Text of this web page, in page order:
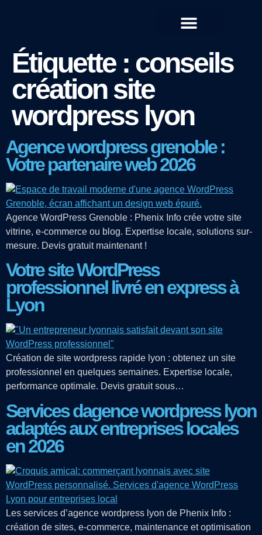
Étiquette : conseils
création site
wordpress lyon
Agence wordpress grenoble :
Votre partenaire web 2026
Agence WordPress Grenoble : Phenix Info crée votre site
vitrine, e-commerce ou blog. Expertise locale, solutions sur-
mesure. Devis gratuit maintenant !
Votre site WordPress
professionnel livré en express à
Lyon
Création de site wordpress rapide lyon : obtenez un site
professionnel en quelques semaines. Expertise locale,
performance optimale. Devis gratuit sous…
Services dagence wordpress lyon
adaptés aux entreprises locales
en 2026
Les services d’agence wordpress lyon de Phenix Info :
création de sites, e-commerce, maintenance et optimisation